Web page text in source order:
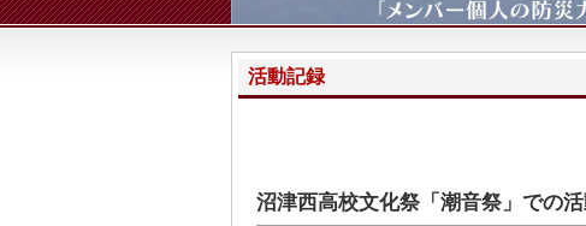
活動記録
沼津西高校文化祭「潮音祭」での